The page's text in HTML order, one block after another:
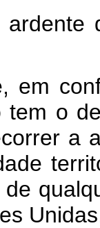
em
tem o
a